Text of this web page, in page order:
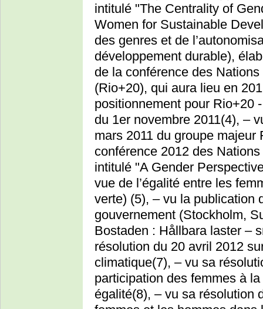
intitulé "The Centrality of
Women for Sustainable
des genres et de
développement durable),
de la conférence des
(Rio+20), qui aura lieu en
positionnement pour Rio+20
du 1er novembre 2011(4), –
mars 2011 du groupe
conférence 2012 des
intitulé "A Gender
vue de l’égalité entre les
verte) (5), – vu la publication
gouvernement (Stockholm,
Bostaden : Hållbara laster –
résolution du 20 avril 2012
climatique(7), – vu sa
participation des femmes à
égalité(8), – vu sa résolution